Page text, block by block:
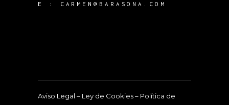
E : CARMEN@BARASONA.COM
Aviso Legal – Ley de Cookies– Política de